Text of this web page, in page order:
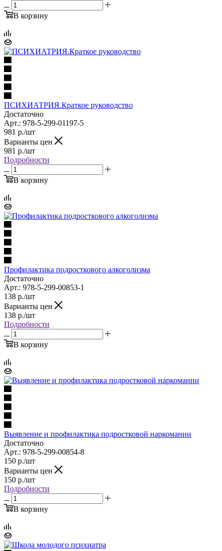
В корзину
ПСИХИАТРИЯ.Краткое руководство
Достаточно
Арт.: 978-5-299-01197-5
981 р./шт
Варианты цен
981 р./шт
Подробности
В корзину
Профилактика подросткового алкоголизма
Достаточно
Арт.: 978-5-299-00853-1
138 р./шт
Варианты цен
138 р./шт
Подробности
В корзину
Выявление и профилактика подростковой наркомании
Достаточно
Арт.: 978-5-299-00854-8
150 р./шт
Варианты цен
150 р./шт
Подробности
В корзину